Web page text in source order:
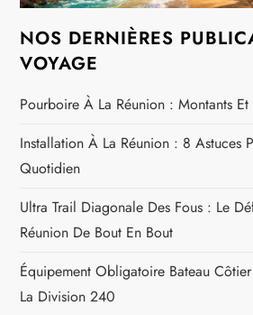
NOS DERNIÈRES
VOYAGE
Pourboire À La Réunion : Montants Et
Installation À La Réunion : 8 Astuces
Quotidien
Ultra Trail Diagonale Des Fous : Le
Réunion De Bout En Bout
Équipement Obligatoire Bateau
La Division 240